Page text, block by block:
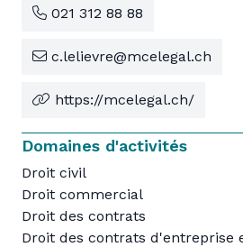
021 312 88 88
c.lelievre@mcelegal.ch
https://mcelegal.ch/
Domaines d'activités
Droit civil
Droit commercial
Droit des contrats
Droit des contrats d'entreprise